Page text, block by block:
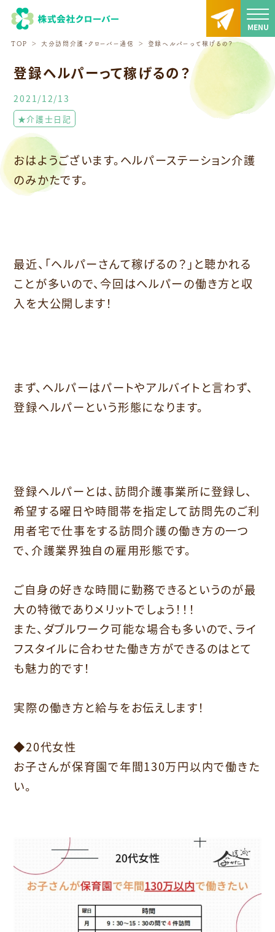
TOP 大分訪問介護・クローバー通信 登録ヘルパーって稼げるの？
登録ヘルパーって稼げるの？
2021/12/13
★介護士日記
おはようございます。ヘルパーステーション介護
のみかたです。
最近、「ヘルパーさんて稼げるの？」と聴かれる
ことが多いので、今回はヘルパーの働き方と収
入を大公開します！
まず、ヘルパーはパートやアルバイトと言わず、
登録ヘルパーという形態になります。
登録ヘルパーとは、訪問介護事業所に登録し、
希望する曜日や時間帯を指定して訪問先のご利
用者宅で仕事をする訪問介護の働き方の一つ
で、介護業界独自の雇用形態です。
ご自身の好きな時間に勤務できるというのが最
大の特徴でありメリットでしょう！！！
また、ダブルワーク可能な場合も多いので、ライ
フスタイルに合わせた働き方ができるのはとて
も魅力的です！
実際の働き方と給与をお伝えします！
◆20代女性
お子さんが保育園で年間130万円以内で働きた
い。